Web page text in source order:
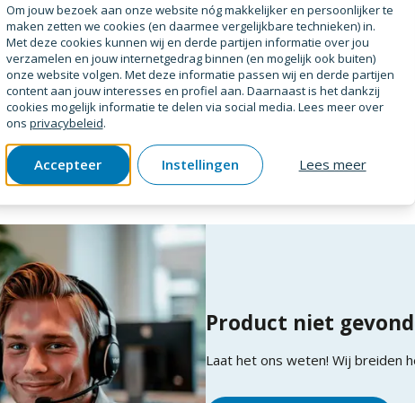
243 50ml
Verpakt per flacon
Studlock loctite 270 50ml
SKU3040310 Verpakt pertube
Prijs op aanvraag
Product niet
Laat het ons weten! Wij breiden
Om jouw bezoek aan onze website nóg makkelijker en persoonlijker te
maken zetten we cookies (en daarmee vergelijkbare technieken) in.
Met deze cookies kunnen wij en derde partijen informatie over jou
verzamelen en jouw internetgedrag binnen (en mogelijk ook buiten)
onze website volgen. Met deze informatie passen wij en derde partijen
content aan jouw interesses en profiel aan. Daarnaast is het dankzij
cookies mogelijk informatie te delen via social media. Lees meer over
ons privacybeleid.
Accepteer Instellingen Lees meer